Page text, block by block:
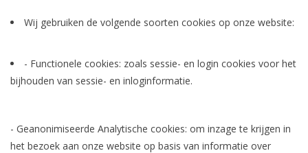
Wij gebruiken de volgende soorten cookies op onze website:
- Functionele cookies: zoals sessie- en login cookies voor het
bijhouden van sessie- en inloginformatie.
- Geanonimiseerde Analytische cookies: om inzage te krijgen in
het bezoek aan onze website op basis van informatie over